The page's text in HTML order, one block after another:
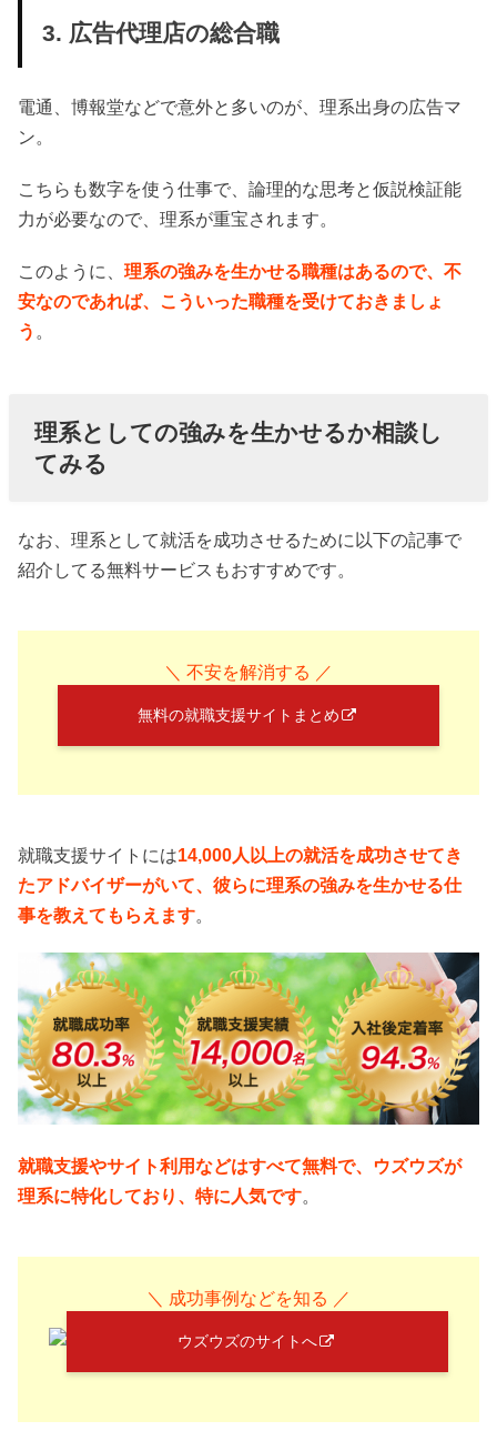
3. 広告代理店の総合職
電通、博報堂などで意外と多いのが、理系出身の広告マ
ン。
こちらも数字を使う仕事で、論理的な思考と仮説検証能
力が必要なので、理系が重宝されます。
このように、理系の強みを生かせる職種はあるので、不
安なのであれば、こういった職種を受けておきましょ
う 。
理系としての強みを生かせるか相談し
てみる
なお、理系として就活を成功させるために以下の記事で
紹介してる無料サービスもおすすめです。
＼ 不安を解消する ／
無料の就職支援サイトまとめ
就職支援サイトには14,000人以上の就活を成功させてき
たアドバイザーがいて、彼らに理系の強みを生かせる仕
事を教えてもらえます。
就職支援やサイト利用などはすべて無料で、ウズウズが
理系に特化しており、特に人気です。
＼ 成功事例などを知る ／
ウズウズのサイトへ